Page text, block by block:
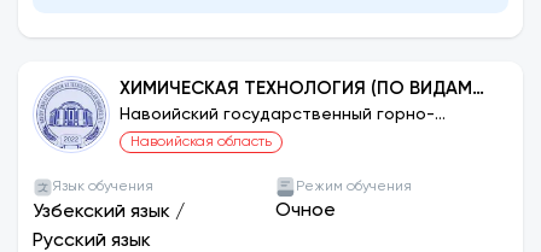
ХИМИЧЕСКАЯ ТЕХНОЛОГИЯ (ПО ВИДАМ
ПРОИЗВОДСТВА)
Навоийский государственный горно-
технологический университет
Навоийская область
Язык обучения
Узбекский язык /
Русский язык
Режим обучения
Очное